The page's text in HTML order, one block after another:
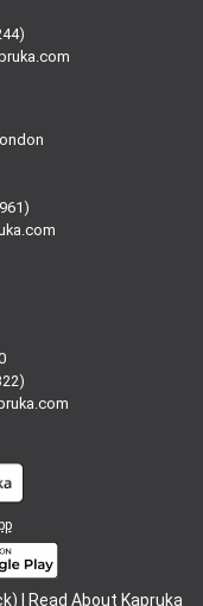
| Read About Kapruka